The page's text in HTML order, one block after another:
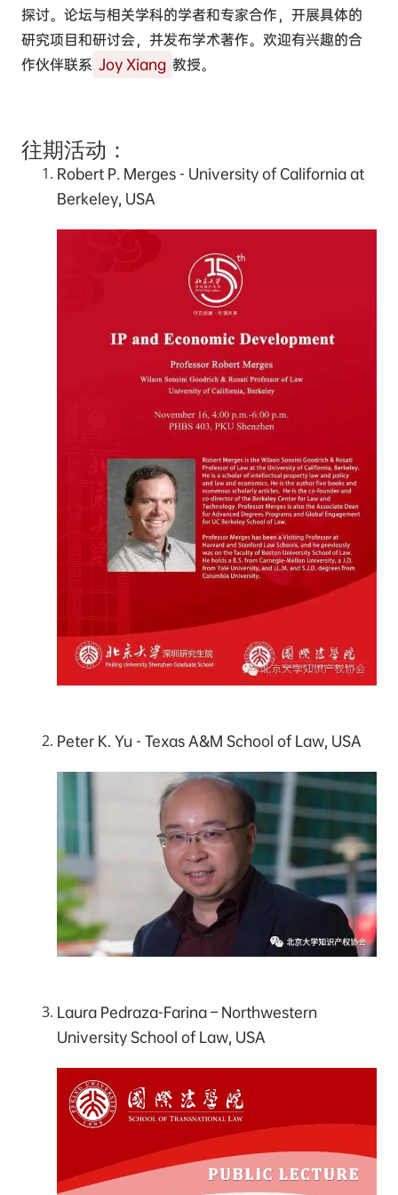
探讨。论坛与相关学科的学者和专家合作，开展具体的
研究项目和研讨会，并发布学术著作。欢迎有兴趣的合
作伙伴联系 Joy Xiang 教授。
往期活动：
Robert P. Merges - University of California at
Berkeley, USA
Peter K. Yu - Texas A&M School of Law, USA
Laura Pedraza-Farina – Northwestern
University School of Law, USA